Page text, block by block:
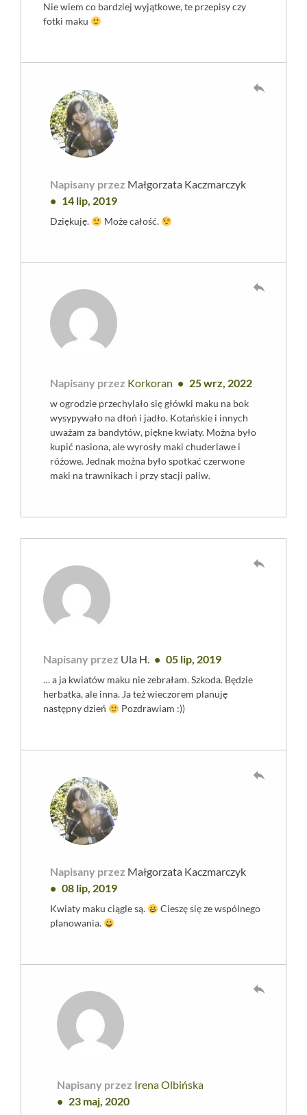
Nie wiem co bardziej wyjątkowe, te przepisy czy
fotki maku
Napisany przez Małgorzata Kaczmarczyk
14 lip, 2019
Dziękuję. Może całość.
reply
Napisany przez Korkoran 25 wrz, 2022
w ogrodzie przechylało się główki maku na bok
wysypywało na dłoń i jadło. Kotańskie i innych
uważam za bandytów, piękne kwiaty. Można było
kupić nasiona, ale wyrosły maki chuderlawe i
różowe. Jednak można było spotkać czerwone
maki na trawnikach i przy stacji paliw.
reply
Napisany przez Ula H. 05 lip, 2019
… a ja kwiatów maku nie zebrałam. Szkoda. Będzie
herbatka, ale inna. Ja też wieczorem planuję
następny dzień
Pozdrawiam :))
reply
Napisany przez Małgorzata Kaczmarczyk
08 lip, 2019
Kwiaty maku ciągle są.
Cieszę się ze wspólnego
planowania.
reply
Napisany przez Irena Olbińska
23 maj, 2020
reply